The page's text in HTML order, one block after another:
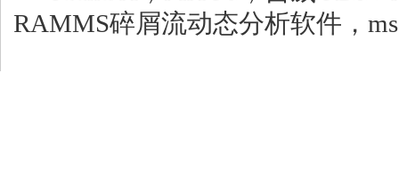
RAMMS碎屑流动态分析软件，